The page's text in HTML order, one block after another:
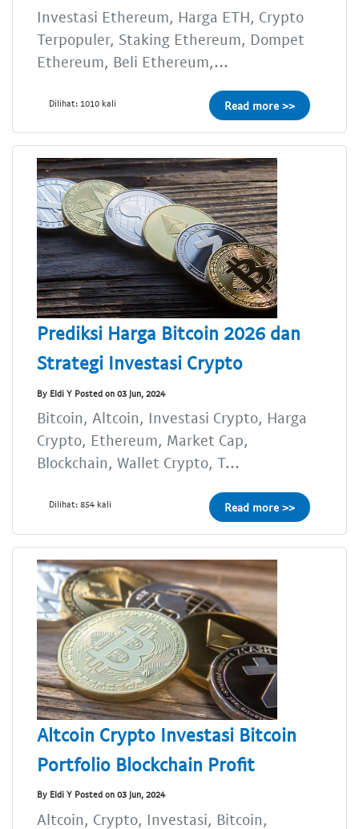
Investasi Ethereum, Harga ETH, Crypto
Terpopuler, Staking Ethereum, Dompet
Ethereum, Beli Ethereum,...
Dilihat: 1010 kali Read more >>
Prediksi Harga Bitcoin 2026 dan
Strategi Investasi Crypto
By Eldi Y Posted on 03 Jun, 2024
Bitcoin, Altcoin, Investasi Crypto, Harga
Crypto, Ethereum, Market Cap,
Blockchain, Wallet Crypto, T...
Dilihat: 854 kali Read more >>
Altcoin Crypto Investasi Bitcoin
Portfolio Blockchain Profit
By Eldi Y Posted on 03 Jun, 2024
Altcoin, Crypto, Investasi, Bitcoin,